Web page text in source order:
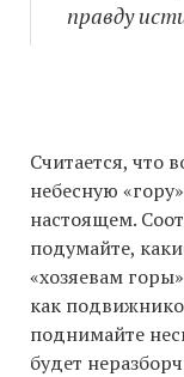
правду
Считается, что
небесную
настоящем.
подумайте,
«хозяевам
как
поднимайте
будет